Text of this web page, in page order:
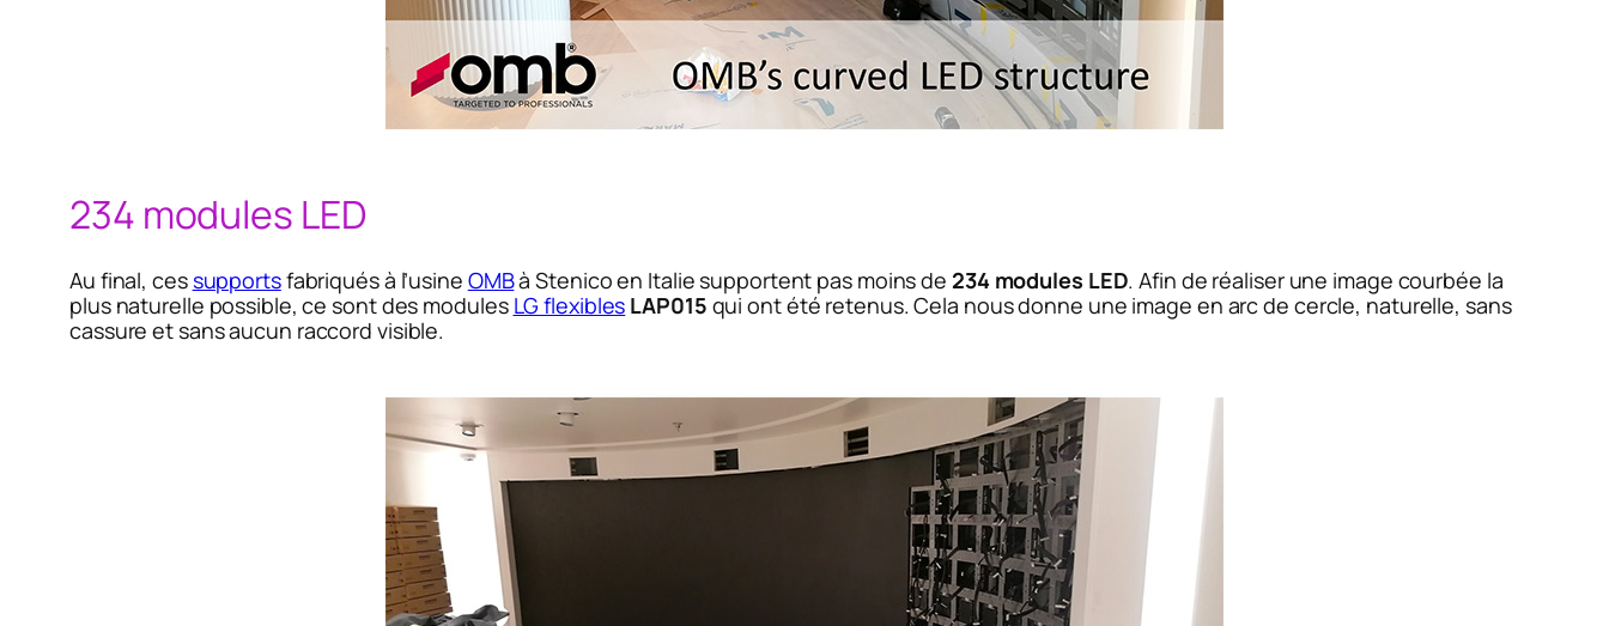
234 modules LED
Au final, cessupportsfabriqués à l’usine OMBà Stenico en Italie supportent pas moins de 234 modules LED. Afin de réaliser une image courbée la
plus naturelle possible, ce sont des modules LG flexibles LAP015 qui ont été retenus. Cela nous donne une image en arc de cercle, naturelle, sans
cassure et sans aucun raccord visible.